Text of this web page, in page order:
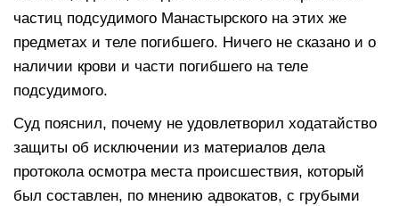
частиц подсудимого Манастырского на этих же
предметах и теле погибшего. Ничего не сказано и о
наличии крови и части погибшего на теле
подсудимого.
Суд пояснил, почему не удовлетворил ходатайство
защиты об исключении из материалов дела
протокола осмотра места происшествия, который
был составлен, по мнению адвокатов, с грубыми